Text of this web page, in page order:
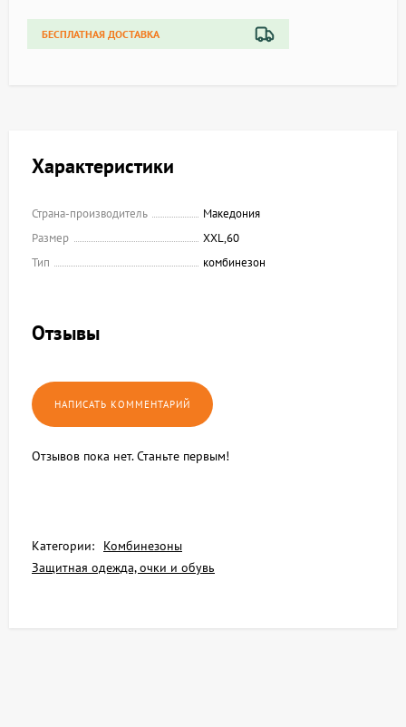
БЕСПЛАТНАЯ ДОСТАВКА
Характеристики
Страна-производитель
Македония
Размер
XXL,60
Тип
комбинезон
Отзывы
Отзывов пока нет. Станьте первым!
Категории:
Комбинезоны
Защитная одежда, очки и обувь